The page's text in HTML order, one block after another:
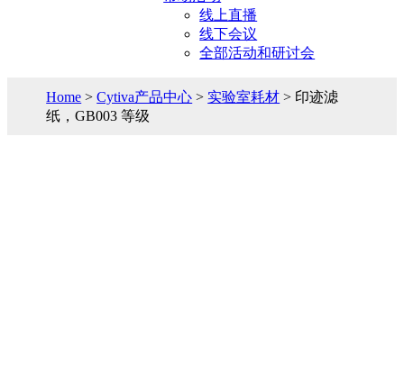
线上直播
线下会议
全部活动和研讨会
Home >Cytiva产品中心 > 实验室耗材 > 印迹滤
纸，GB003 等级